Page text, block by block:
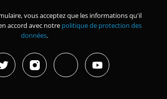
vous acceptez que les informations qu'il
accord avec notre politique de protection des
données.